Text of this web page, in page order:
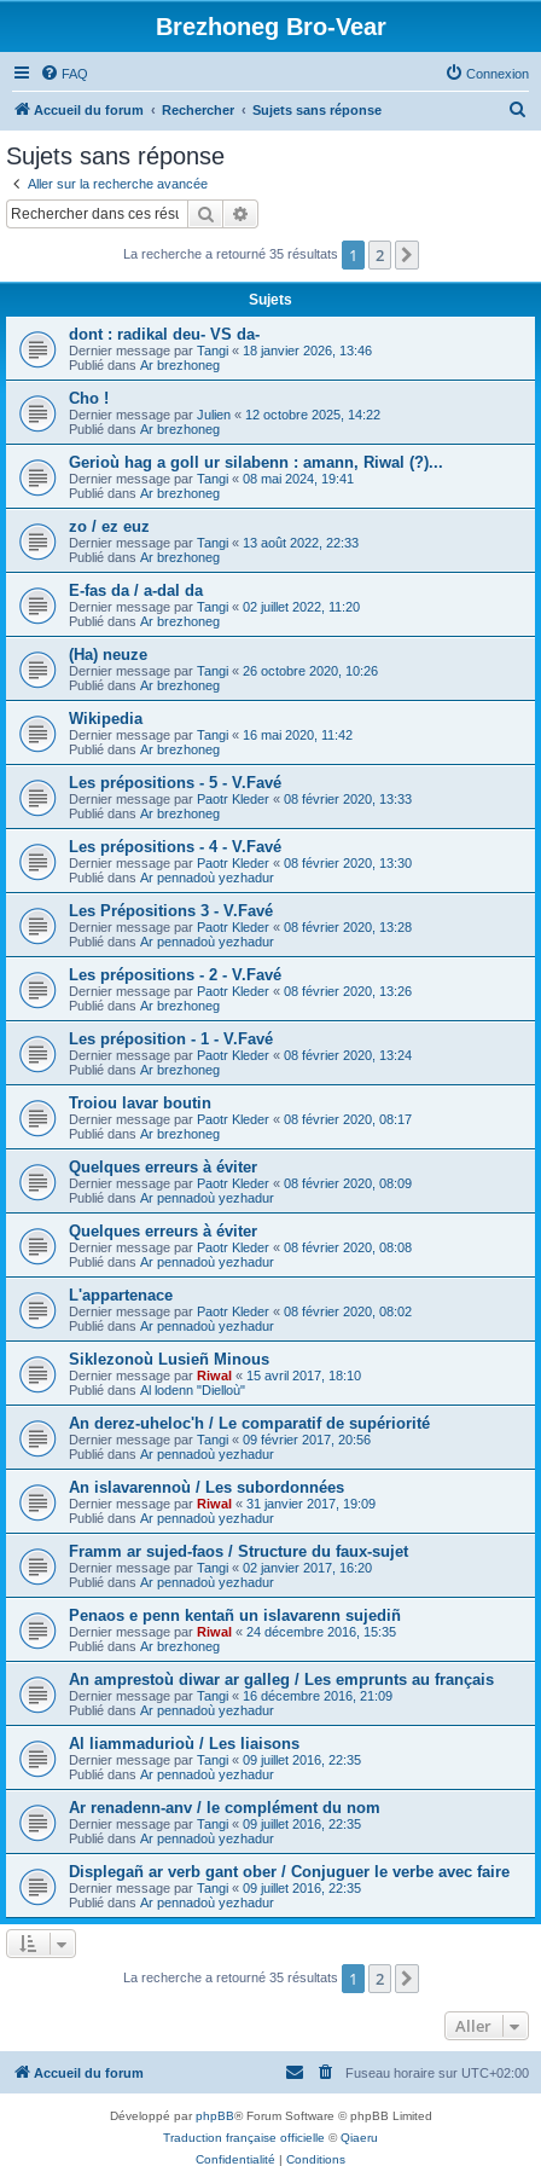
Brezhoneg Bro-Vear
FAQ Connexion
Accueil du forum Rechercher Sujets sans réponse
c
Sujets sans réponse
Aller sur la recherche avancée
Rechercher
La recherche a retourné 35 résultats 1 2
Sujets
dont : radikal deu- VS da-
Dernier message par Tangi « 18 janvier 2026, 13:46
Publié dans Ar brezhoneg
Cho !
Dernier message par Julien « 12 octobre 2025, 14:22
Publié dans Ar brezhoneg
Gerioù hag a goll ur silabenn : amann, Riwal (?)...
Dernier message par Tangi « 08 mai 2024, 19:41
Publié dans Ar brezhoneg
zo / ez euz
Dernier message par Tangi « 13 août 2022, 22:33
Publié dans Ar brezhoneg
E-fas da / a-dal da
Dernier message par Tangi « 02 juillet 2022, 11:20
Publié dans Ar brezhoneg
(Ha) neuze
Dernier message par Tangi « 26 octobre 2020, 10:26
Publié dans Ar brezhoneg
Wikipedia
Dernier message par Tangi « 16 mai 2020, 11:42
Publié dans Ar brezhoneg
Les prépositions - 5 - V.Favé
Dernier message par Paotr Kleder « 08 février 2020, 13:33
Publié dans Ar brezhoneg
Les prépositions - 4 - V.Favé
Dernier message par Paotr Kleder « 08 février 2020, 13:30
Publié dans Ar pennadoù yezhadur
Les Prépositions 3 - V.Favé
Dernier message par Paotr Kleder « 08 février 2020, 13:28
Publié dans Ar pennadoù yezhadur
Les prépositions - 2 - V.Favé
Dernier message par Paotr Kleder « 08 février 2020, 13:26
Publié dans Ar brezhoneg
Les préposition - 1 - V.Favé
Dernier message par Paotr Kleder « 08 février 2020, 13:24
Publié dans Ar brezhoneg
Troiou lavar boutin
Dernier message par Paotr Kleder « 08 février 2020, 08:17
Publié dans Ar brezhoneg
Quelques erreurs à éviter
Dernier message par Paotr Kleder « 08 février 2020, 08:09
Publié dans Ar pennadoù yezhadur
Quelques erreurs à éviter
Dernier message par Paotr Kleder « 08 février 2020, 08:08
Publié dans Ar pennadoù yezhadur
L'appartenace
Dernier message par Paotr Kleder « 08 février 2020, 08:02
Publié dans Ar pennadoù yezhadur
Siklezonoù Lusieñ Minous
Dernier message par Riwal « 15 avril 2017, 18:10
Publié dans Al lodenn "Dielloù"
An derez-uheloc'h / Le comparatif de supériorité
Dernier message par Tangi « 09 février 2017, 20:56
Publié dans Ar pennadoù yezhadur
An islavarennoù / Les subordonnées
Dernier message par Riwal « 31 janvier 2017, 19:09
Publié dans Ar pennadoù yezhadur
Framm ar sujed-faos / Structure du faux-sujet
Dernier message par Tangi « 02 janvier 2017, 16:20
Publié dans Ar pennadoù yezhadur
Penaos e penn kentañ un islavarenn sujediñ
Dernier message par Riwal « 24 décembre 2016, 15:35
Publié dans Ar brezhoneg
An amprestoù diwar ar galleg / Les emprunts au français
Dernier message par Tangi « 16 décembre 2016, 21:09
Publié dans Ar pennadoù yezhadur
Al liammadurioù / Les liaisons
Dernier message par Tangi « 09 juillet 2016, 22:35
Publié dans Ar pennadoù yezhadur
Ar renadenn-anv / le complément du nom
Dernier message par Tangi « 09 juillet 2016, 22:35
Publié dans Ar pennadoù yezhadur
Displegañ ar verb gant ober / Conjuguer le verbe avec faire
Dernier message par Tangi « 09 juillet 2016, 22:35
Publié dans Ar pennadoù yezhadur
La recherche a retourné 35 résultats 1 2
Aller
Accueil du forum Fuseau horaire sur UTC+02:00
Développé parphpBB® Forum Software © phpBB Limited
Traduction française officielle ©Qiaeru
Confidentialité | Conditions